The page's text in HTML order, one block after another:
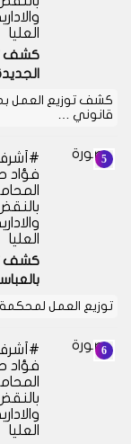
العليا
كشف
الجديدة
قانوني …
فؤاد
العليا
كشف
بالعباسية
توزيع العمل لمحكمة
فؤاد
العليا